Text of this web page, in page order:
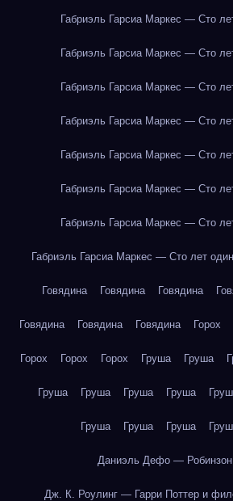
Габриэль Гарсиа Маркес — Сто
Габриэль Гарсиа Маркес — Сто
Габриэль Гарсиа Маркес — Сто
Габриэль Гарсиа Маркес — Сто
Габриэль Гарсиа Маркес — Сто
Габриэль Гарсиа Маркес — Сто
Габриэль Гарсиа Маркес — Сто
Габриэль Гарсиа Маркес — Сто лет
Говядина Говядина Говядина
Говядина Говядина Говядина Горох
Горох Горох Горох Груша Груша
Груша Груша Груша Груша
Груша Груша Груша
Даниэль Дефо — Робинзон
Дж. К. Роулинг — Гарри Поттер и